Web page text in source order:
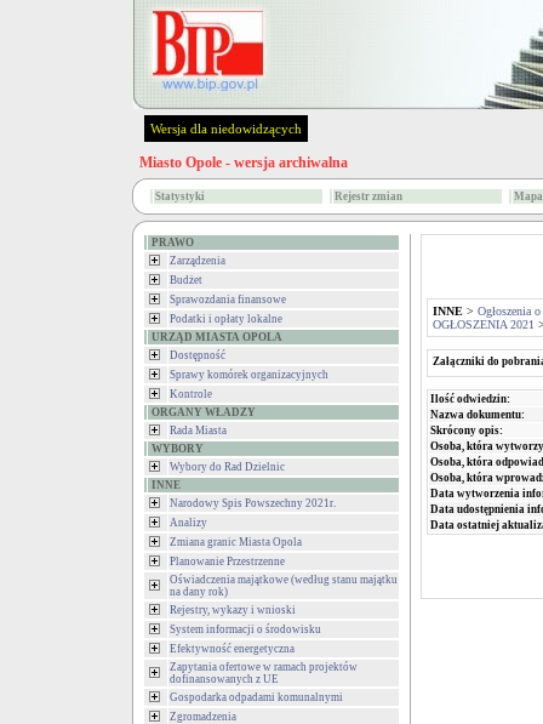
Wersja dla niedowidzących
Miasto Opole - wersja archiwalna
Statystyki Rejestr zmian
PRAWO
Zarządzenia
Budżet
Sprawozdania finansowe
Podatki i opłaty lokalne
URZĄD MIASTA OPOLA
Dostępność
Sprawy komórek organizacyjnych
Kontrole
ORGANY WŁADZY
Rada Miasta
WYBORY
Wybory do Rad Dzielnic
INNE
Narodowy Spis Powszechny 2021r.
Analizy
Zmiana granic Miasta Opola
Planowanie Przestrzenne
Oświadczenia majątkowe (według stanu majątku
na dany rok)
Rejestry, wykazy i wnioski
System informacji o środowisku
Efektywność energetyczna
Zapytania ofertowe w ramach projektów
dofinansowanych z UE
Gospodarka odpadami komunalnymi
Zgromadzenia
INNE > Ogłoszenia
OGŁOSZENIA 2021
Załączniki do
Ilość odwiedzin:
Nazwa dokumentu:
Skrócony opis:
Osoba, która
Osoba, która
Osoba, która
Data wytworzenia
Data udostępnienia
Data ostatniej